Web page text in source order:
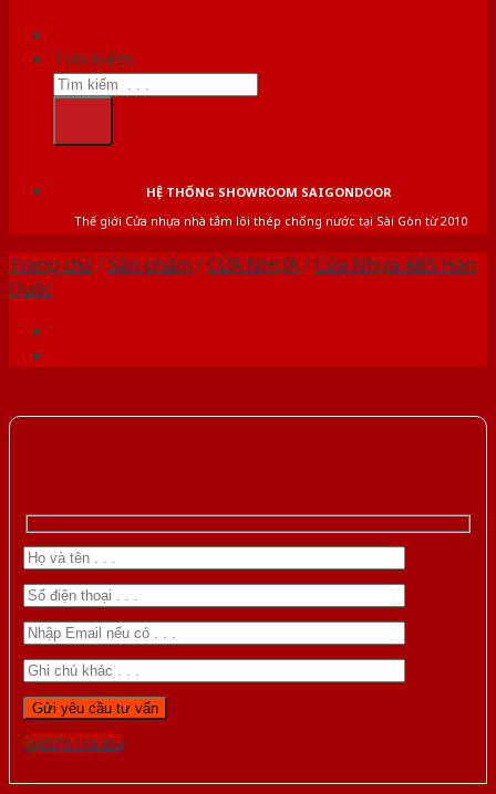
Tìm kiếm:
HỆ THỐNG SHOWROOM SAIGONDOOR
Thế giới Cửa nhựa nhà tắm lõi thép chống nước tại Sài Gòn từ 2010
Trang chủ /Sản phẩm /CỬA NHỰA/Cửa Nhựa ABS Hàn
Quốc
Gọi 0976.169.864